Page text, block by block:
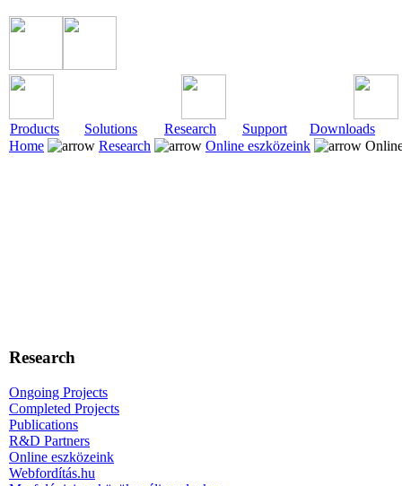
Products Solutions Research Support
Downloads
Home
Research Online eszközeink
Research
Ongoing Projects
Completed Projects
Publications
R&D Partners
Online eszközeink
Webfordítás.hu